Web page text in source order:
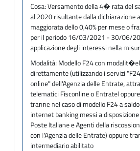
Cosa:Versamento della 4� rata del
al 2020 risultante dalla dichiarazione
maggiorata dello 0,40% per mese o
per il periodo 16/03/2021 - 30/06/
applicazione degli interessi nella
Modalità: Modello F24 con
direttamente (utilizzando i servizi
online" dell'Agenzia delle Entrate,
telematici Fisconline o Entratel
tranne nel caso di modello F24 a
internet banking messi a
Poste Italiane e Agenti della
con l'Agenzia delle Entrate) oppure
intermediario abilitato